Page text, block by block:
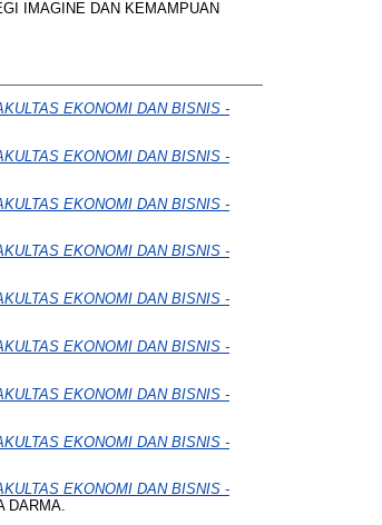
IMAGINE DAN KEMAMPUAN
EKONOMI DAN BISNIS -
EKONOMI DAN BISNIS -
EKONOMI DAN BISNIS -
EKONOMI DAN BISNIS -
EKONOMI DAN BISNIS -
EKONOMI DAN BISNIS -
EKONOMI DAN BISNIS -
EKONOMI DAN BISNIS -
EKONOMI DAN BISNIS -
DARMA.